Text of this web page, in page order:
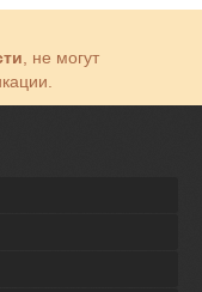
, не могут